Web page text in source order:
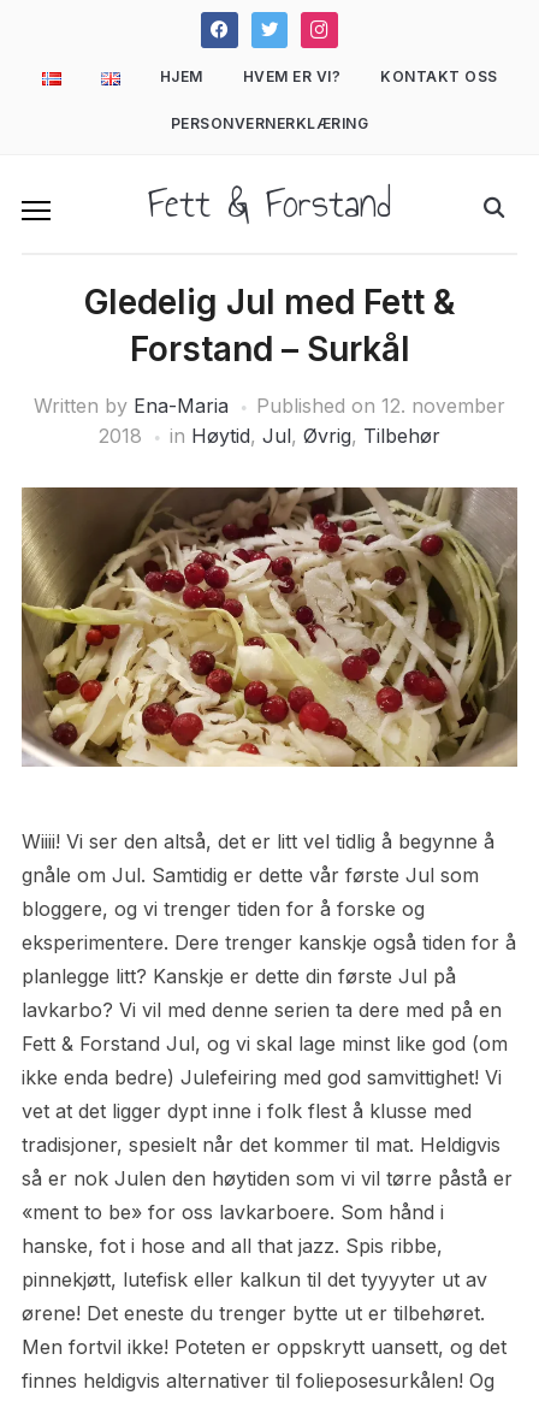
facebooktwitter instagram
HJEM HVEM ER VI? KONTAKT OSS
PERSONVERNERKLÆRING
Fett & Forstand
Gledelig Jul med Fett &
Forstand – Surkål
Written by Ena-Maria Published on 12. november
2018
in Høytid, Jul, Øvrig, Tilbehør
Wiiii! Vi ser den altså, det er litt vel tidlig å begynne å
gnåle om Jul. Samtidig er dette vår første Jul som
bloggere, og vi trenger tiden for å forske og
eksperimentere. Dere trenger kanskje også tiden for å
planlegge litt? Kanskje er dette din første Jul på
lavkarbo? Vi vil med denne serien ta dere med på en
Fett & Forstand Jul, og vi skal lage minst like god (om
ikke enda bedre) Julefeiring med god samvittighet! Vi
vet at det ligger dypt inne i folk flest å klusse med
tradisjoner, spesielt når det kommer til mat. Heldigvis
så er nok Julen den høytiden som vi vil tørre påstå er
«ment to be» for oss lavkarboere. Som hånd i
hanske, fot i hose and all that jazz. Spis ribbe,
pinnekjøtt, lutefisk eller kalkun til det tyyyyter ut av
ørene! Det eneste du trenger bytte ut er tilbehøret.
Men fortvil ikke! Poteten er oppskrytt uansett, og det
finnes heldigvis alternativer til folieposesurkålen! Og